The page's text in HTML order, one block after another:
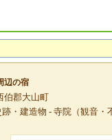
辺の宿
伯郡大山町
跡・建造物 - 寺院（観音・